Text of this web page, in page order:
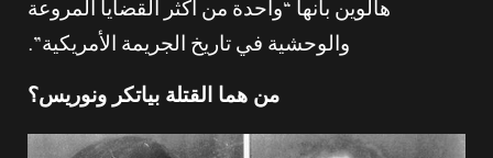
هالوين بأنها “واحدة من أكثر القضايا المروعة
والوحشية في تاريخ الجريمة الأمريكية”.
من هما القتلة بياتكر ونوريس؟